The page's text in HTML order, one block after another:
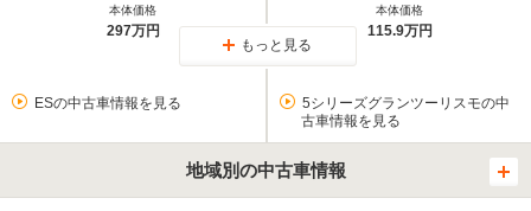
本体価格
297万円
本体価格
115.9万円
もっと見る
ESの中古車情報を見る
5シリーズグランツーリスモの中
古車情報を見る
地域別の中古車情報